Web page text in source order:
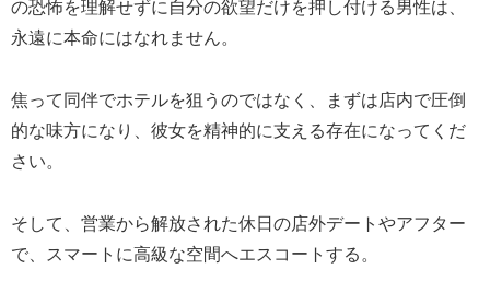
の恐怖を理解せずに自分の欲望だけを押し付ける男性は、
永遠に本命にはなれません。
焦って同伴でホテルを狙うのではなく、まずは店内で圧倒
的な味方になり、彼女を精神的に支える存在になってくだ
さい。
そして、営業から解放された休日の店外デートやアフター
で、スマートに高級な空間へエスコートする。